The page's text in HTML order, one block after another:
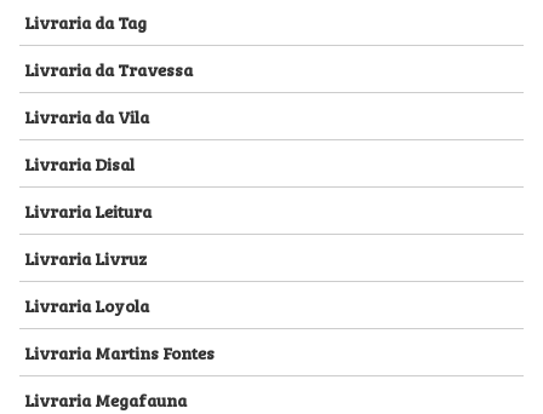
Livraria da Tag
Livraria da Travessa
Livraria da Vila
Livraria Disal
Livraria Leitura
Livraria Livruz
Livraria Loyola
Livraria Martins Fontes
Livraria Megafauna